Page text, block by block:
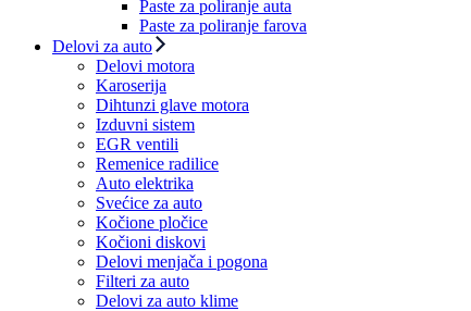
Paste za poliranje auta
Paste za poliranje farova
Delovi za auto
Delovi motora
Karoserija
Dihtunzi glave motora
Izduvni sistem
EGR ventili
Remenice radilice
Auto elektrika
Svećice za auto
Kočione pločice
Kočioni diskovi
Delovi menjača i pogona
Filteri za auto
Delovi za auto klime